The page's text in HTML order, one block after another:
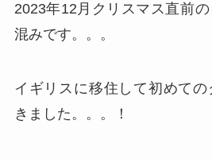
2023年12月クリスマス直前
混みです。。。
イギリスに移住して初めて
きました。。。！